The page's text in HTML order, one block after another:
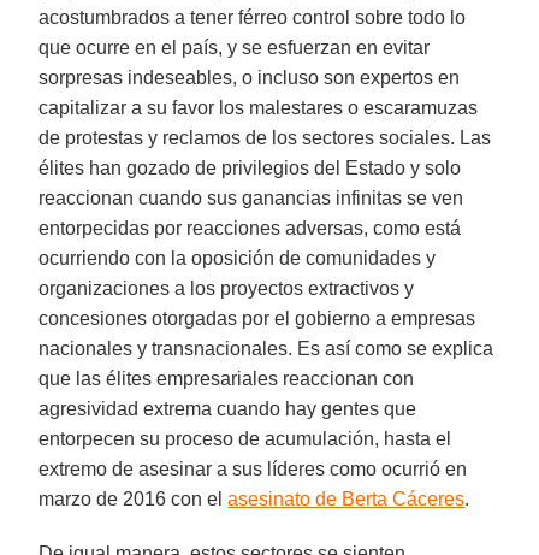
acostumbrados a tener férreo control sobre todo lo
que ocurre en el país, y se esfuerzan en evitar
sorpresas indeseables, o incluso son expertos en
capitalizar a su favor los malestares o escaramuzas
de protestas y reclamos de los sectores sociales. Las
élites han gozado de privilegios del Estado y solo
reaccionan cuando sus ganancias infinitas se ven
entorpecidas por reacciones adversas, como está
ocurriendo con la oposición de comunidades y
organizaciones a los proyectos extractivos y
concesiones otorgadas por el gobierno a empresas
nacionales y transnacionales. Es así como se explica
que las élites empresariales reaccionan con
agresividad extrema cuando hay gentes que
entorpecen su proceso de acumulación, hasta el
extremo de asesinar a sus líderes como ocurrió en
marzo de 2016 con elasesinato de Berta Cáceres.